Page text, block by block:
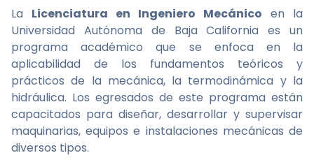
La Licenciatura en Ingeniero Mecánico en la
Universidad Autónoma de Baja California es un
programa académico que se enfoca en la
aplicabilidad de los fundamentos teóricos y
prácticos de la mecánica, la termodinámica y la
hidráulica. Los egresados de este programa están
capacitados para diseñar, desarrollar y supervisar
maquinarias, equipos e instalaciones mecánicas de
diversos tipos.